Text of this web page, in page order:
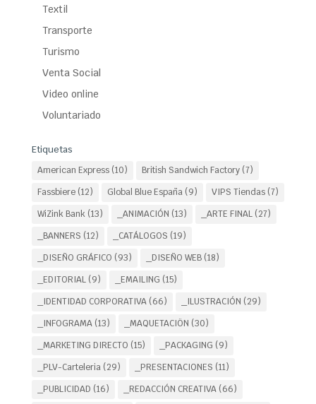
Textil
Transporte
Turismo
Venta Social
Video online
Voluntariado
Etiquetas
American Express(10) British Sandwich Factory(7)
Fassbiere(12) Global Blue España(9) VIPS Tiendas(7)
WiZink Bank(13) _ANIMACIÓN (13) _ARTE FINAL(27)
_BANNERS (12) _CATÁLOGOS (19)
_DISEÑO GRÁFICO (93) _DISEÑO WEB(18)
_EDITORIAL(9) _EMAILING (15)
_IDENTIDAD CORPORATIVA(66) _ILUSTRACIÓN (29)
_INFOGRAMA(13) _MAQUETACIÖN (30)
_MARKETING DIRECTO (15) _PACKAGING (9)
_PLV-Carteleria(29) _PRESENTACIONES (11)
_PUBLICIDAD (16) _REDACCIÓN CREATIVA(66)